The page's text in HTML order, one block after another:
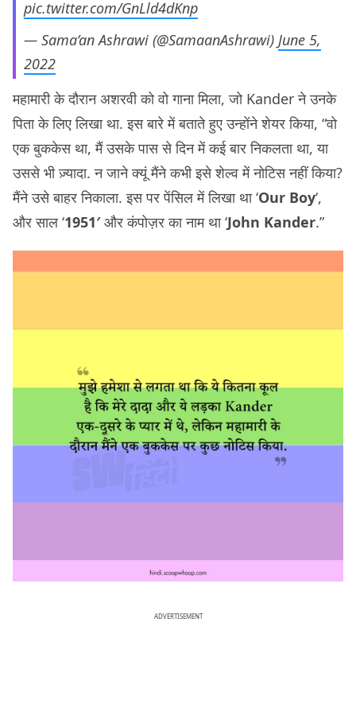
pic.twitter.com/GnLld4dKnp
— Sama’an Ashrawi (@SamaanAshrawi) June 5,
2022
महामारी के दौरान अशरवी को वो गाना मिला, जो Kander ने उनके
पिता के लिए लिखा था. इस बारे में बताते हुए उन्होंने शेयर किया, “वो
एक बुककेस था, मैं उसके पास से दिन में कई बार निकलता था, या
उससे भी ज़्यादा. न जाने क्यूं मैंने कभी इसे शेल्व में नोटिस नहीं किया?
मैंने उसे बाहर निकाला. इस पर पेंसिल में लिखा था ‘Our Boy‘,
और साल ‘1951′और कंपोज़र का नाम था ‘John Kander.”
ADVERTISEMENT